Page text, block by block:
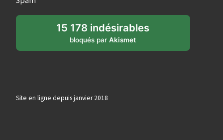
15 178 indésirables
bloqués parAkismet
Site en ligne depuis janvier 2018